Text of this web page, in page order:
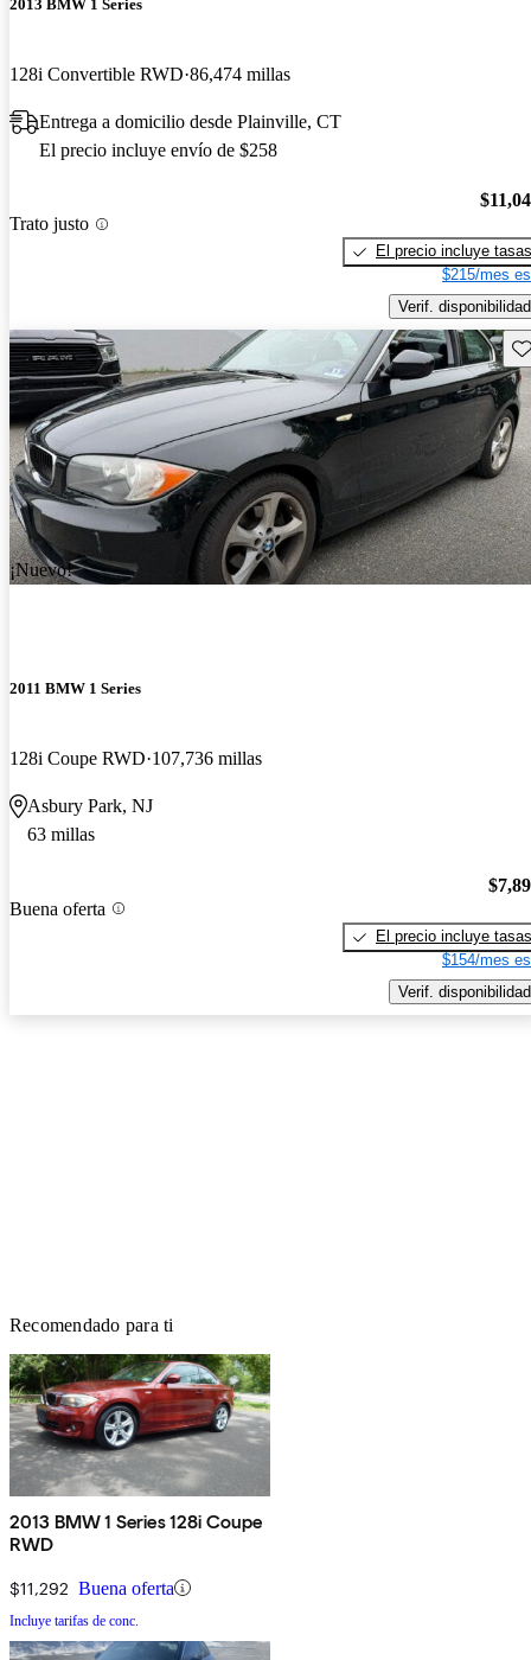
2013 BMW 1 Series
128i Convertible RWD 86,474 millas
Entrega a domicilio desde Plainville, CT
El precio incluye envío de $258
Trato justo
El precio incluye tasas
$215/mes
Verif. disponibilidad
¡Nuevo!
2011 BMW 1 Series
128i Coupe RWD 107,736 millas
Asbury Park, NJ
63 millas
Buena oferta
El precio incluye tasas
$154/mes
Verif. disponibilidad
Recomendado para ti
2013 BMW 1 Series 128i Coupe
RWD
$11,292 Buena oferta
Incluye tarifas de conc.